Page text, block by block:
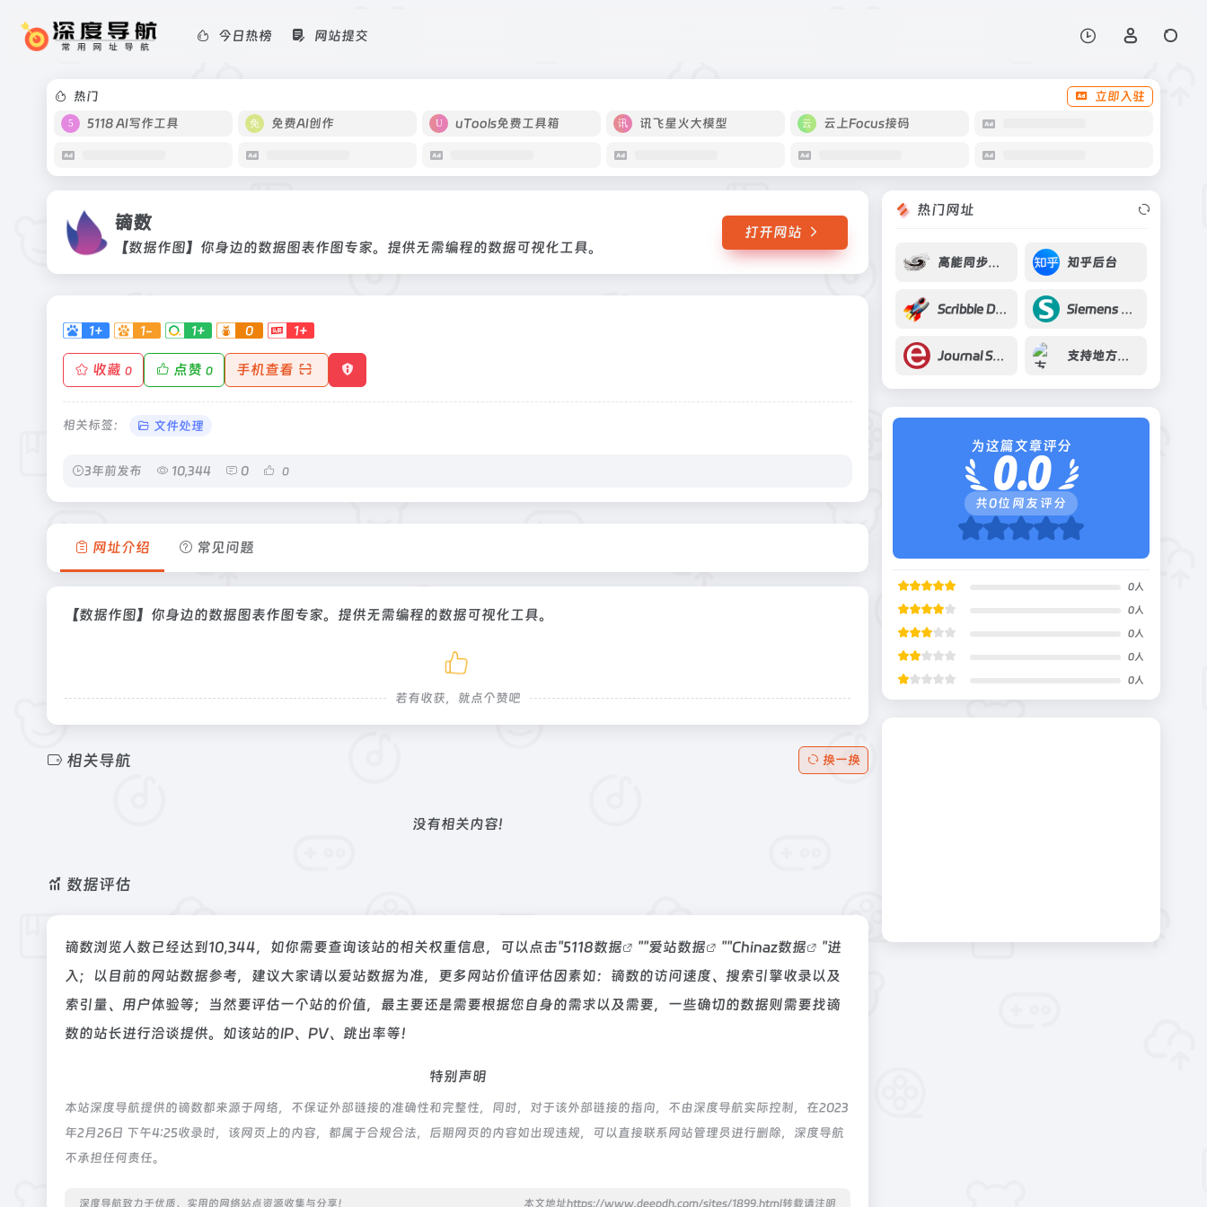
今日热榜 网站提交
热门
立即入驻
5118 AI写作工具
免费AI创作 uTools免费工具箱 讯飞星火大模型 云上Focus接码
镝数
【数据作图】你身边的数据图表作图专家。提供无需编程的数据可视化工具。
打开网站
1+ 1- 1+ 0 1+
收藏 0 点赞 0 手机查看
相关标签： 文件处理
3年前发布 10,344 0 0
网址介绍 常见问题
【数据作图】你身边的数据图表作图专家。提供无需编程的数据可视化工具。
若有收获，就点个赞吧
相关导航 换一换
没有相关内容!
数据评估
镝数浏览人数已经达到10,344，如你需要查询该站的相关权重信息，可以点击"5118数据 ""爱站数据 ""Chinaz数据
"进
入；以目前的网站数据参考，建议大家请以爱站数据为准，更多网站价值评估因素如：镝数的访问速度、搜索引擎收录以及
索引量、用户体验等；当然要评估一个站的价值，最主要还是需要根据您自身的需求以及需要，一些确切的数据则需要找镝
数的站长进行洽谈提供。如该站的IP、PV、跳出率等！
特别声明
本站深度导航提供的镝数都来源于网络，不保证外部链接的准确性和完整性，同时，对于该外部链接的指向，不由深度导航实际控制，在2023
年2月26日 下午4:25收录时，该网页上的内容，都属于合规合法，后期网页的内容如出现违规，可以直接联系网站管理员进行删除，深度导航
不承担任何责任。
深度导航致力于优质、实用的网络站点资源收集与分享！ 本文地址https://www.deepdh.com/sites/1899.html转载请注明
热门网址
高能同步辐射光源验证装置(HEPS-TF) 知乎后台
Scribble Diffusion Siemens STAR-CCM+
Journal Selector 支持地方高校改革发展资金管理办法
为这篇文章评分
0.0
共0位网友评分
0人
0人
0人
0人
0人